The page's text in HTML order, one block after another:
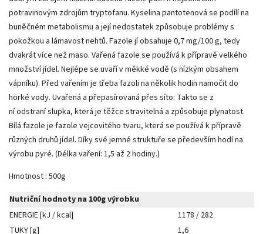
potravinovým zdrojům tryptofanu. Kyselina pantotenová se podílí na
buněčném metabolismu a její nedostatek způsobuje problémy s
pokožkou a lámavost nehtů. Fazole jí obsahuje 0,7 mg/100 g, tedy
dvakrát více než maso. Vařená fazole se používá k přípravě velkého
množství jídel. Nejlépe se uvaří v měkké vodě (s nízkým obsahem
vápníku). Před vařením je třeba fazoli na několik hodin namočit do
horké vody. Uvařená a přepasírovaná přes síto: Takto se z
ní odstraní slupka, která je těžce stravitelná a způsobuje plynatost.
Bílá fazole je fazole vejcovitého tvaru, která se používá k přípravě
různých druhů jídel. Díky své jemné struktuře se především hodí na
výrobu pyré. (Délka vaření: 1,5 až 2 hodiny.)
Hmotnost : 500g
Nutriční hodnoty na 100g výrobku
ENERGIE [kJ / kcal]
1178 / 282
TUKY [g]
1,6